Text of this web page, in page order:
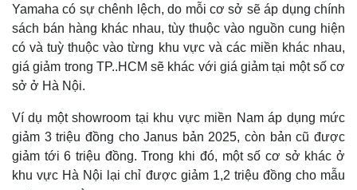
Yamaha có sự chênh lệch, do mỗi cơ sở sẽ áp dụng chính
sách bán hàng khác nhau, tùy thuộc vào nguồn cung hiện
có và tuỳ thuộc vào từng khu vực và các miền khác nhau,
giá giảm trong TP..HCM sẽ khác với giá giảm tại một số cơ
sở ở Hà Nội.
Ví dụ một showroom tại khu vực miền Nam áp dụng mức
giảm 3 triệu đồng cho Janus bản 2025, còn bản cũ được
giảm tới 6 triệu đồng. Trong khi đó, một số cơ sở khác ở
khu vực Hà Nội lại chỉ được giảm 1,2 triệu đồng cho mẫu